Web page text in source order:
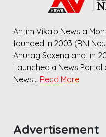
Antim Vikalp News a
founded in 2003 (RNI
Anurag Saxena and in
Launched a News
News… Read More
Advertisement